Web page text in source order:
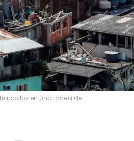
en una favela de